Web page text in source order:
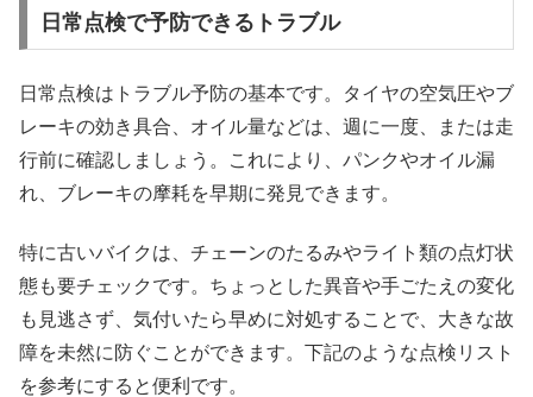
日常点検で予防できるトラブル
日常点検はトラブル予防の基本です。タイヤの空気圧やブ
レーキの効き具合、オイル量などは、週に一度、または走
行前に確認しましょう。これにより、パンクやオイル漏
れ、ブレーキの摩耗を早期に発見できます。
特に古いバイクは、チェーンのたるみやライト類の点灯状
態も要チェックです。ちょっとした異音や手ごたえの変化
も見逃さず、気付いたら早めに対処することで、大きな故
障を未然に防ぐことができます。下記のような点検リスト
を参考にすると便利です。